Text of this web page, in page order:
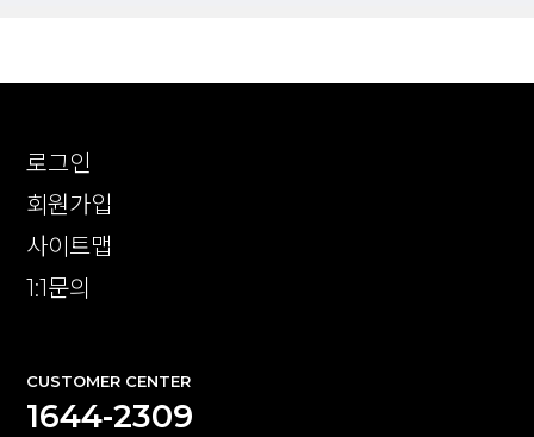
로그인
회원가입
사이트맵
1:1문의
CUSTOMER CENTER
1644-2309